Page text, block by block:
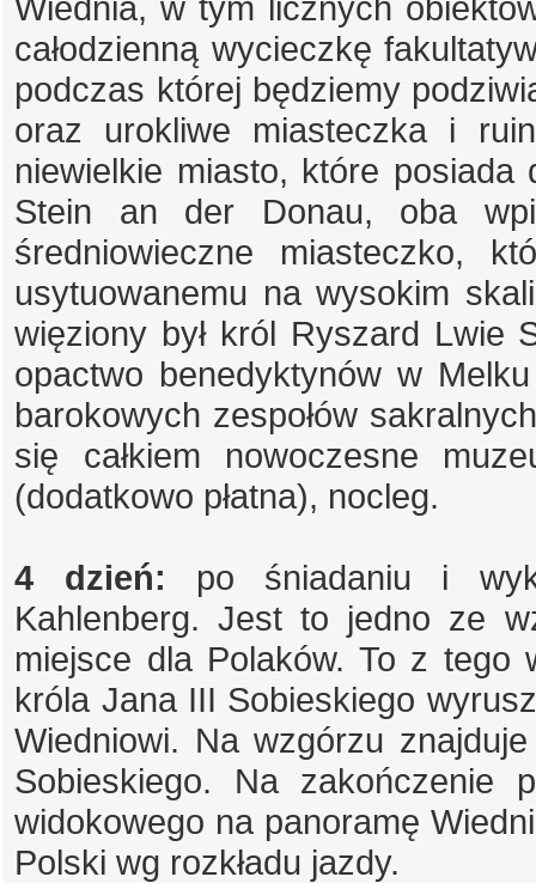
całodzienną wycieczkę
podczas której będziemy
oraz urokliwe miasteczka i
niewielkie miasto, które
Stein an der Donau, oba
średniowieczne miasteczko,
usytuowanemu na wysokim
więziony był król Ryszard Lwie
opactwo benedyktynów w
barokowych zespołów
się całkiem nowoczesne
(dodatkowo płatna), nocleg.
4 dzień: po śniadaniu i
Kahlenberg. Jest to jedno ze
miejsce dla Polaków. To z
króla Jana III Sobieskiego
Wiedniowi. Na wzgórzu
Sobieskiego. Na zakończenie
widokowego na panoramę
Polski wg rozkładu jazdy.